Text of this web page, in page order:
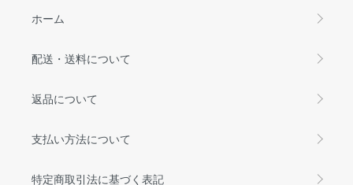
ホーム
配送・送料について
返品について
支払い方法について
特定商取引法に基づく表記